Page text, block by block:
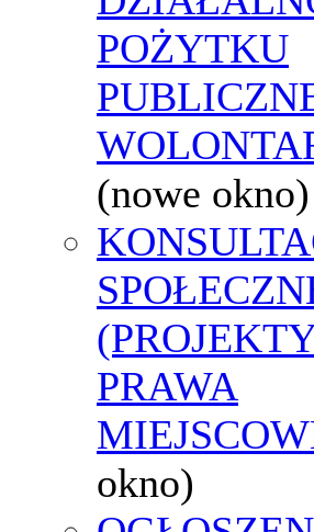
POŻYTKU
(nowe okno)
PRAWA
okno)